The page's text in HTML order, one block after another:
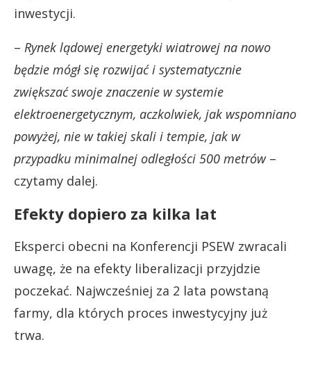
inwestycji.
– Rynek lądowej energetyki wiatrowej na nowo
będzie mógł się rozwijać i systematycznie
zwiększać swoje znaczenie w systemie
elektroenergetycznym, aczkolwiek, jak wspomniano
powyżej, nie w takiej skali i tempie, jak w
przypadku minimalnej odległości 500 metrów–
czytamy dalej.
Efekty dopiero za kilka lat
Eksperci obecni na Konferencji PSEW zwracali
uwagę, że na efekty liberalizacji przyjdzie
poczekać. Najwcześniej za 2 lata powstaną
farmy, dla których proces inwestycyjny już
trwa.